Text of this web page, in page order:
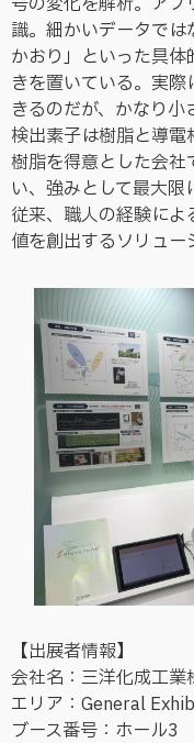
識。細かいデータで
かおり」といった具
きを置いている。実
きるのだが、かなり小
検出素子は樹脂と導
樹脂を得意とした会社
い、強みとして最大限
従来、職人の経験に
値を創出するソリュー
【出展者情報】
会社名：三洋化成工業
エリア：General
ブース番号：ホール